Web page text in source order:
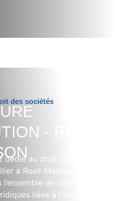
des sociétés
- RUEIL-
dédié au droit des sociétés
à Rueil-Malmaison vous
de vos
liées à l’immobilier, à